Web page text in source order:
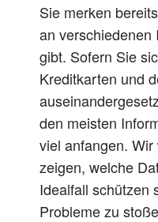
Sie merken
an verschiedenen
gibt. Sofern Sie
Kreditkarten und
den meisten
viel anfangen.
zeigen, welche
Idealfall schützen
Probleme zu